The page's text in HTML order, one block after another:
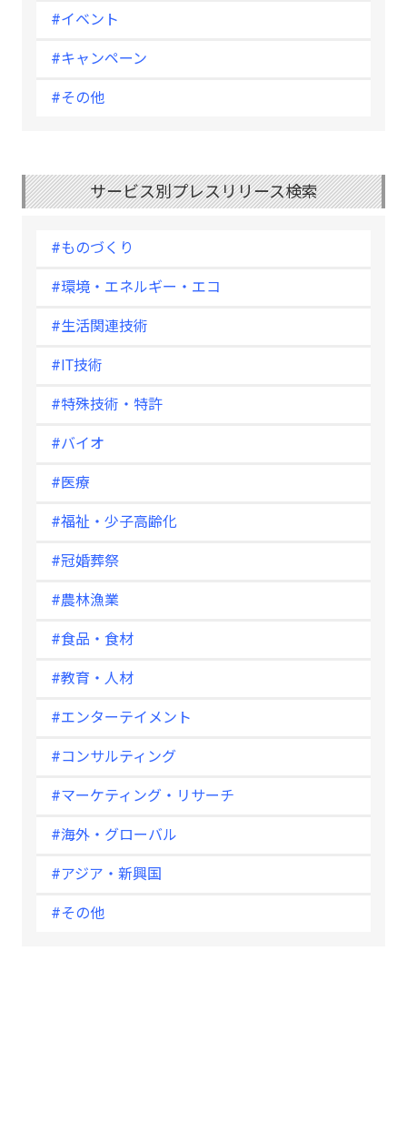
#イベント
#キャンペーン
#その他
サービス別プレスリリース検索
#ものづくり
#環境・エネルギー・エコ
#生活関連技術
#IT技術
#特殊技術・特許
#バイオ
#医療
#福祉・少子高齢化
#冠婚葬祭
#農林漁業
#食品・食材
#教育・人材
#エンターテイメント
#コンサルティング
#マーケティング・リサーチ
#海外・グローバル
#アジア・新興国
#その他